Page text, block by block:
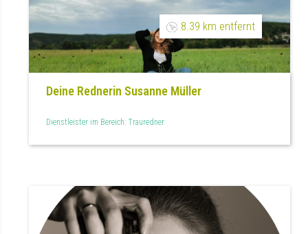
8.39 km entfernt
Deine Rednerin Susanne Müller
Dienstleister im Bereich: Trauredner